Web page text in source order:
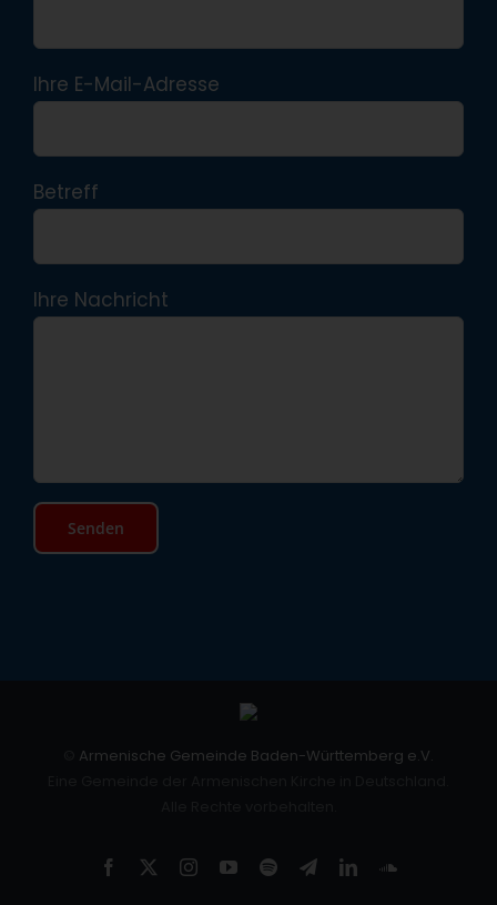
Ihre E-Mail-Adresse
Betreff
Ihre Nachricht
Armenische Gemeinde Baden-Württemberg e.V.
Facebook InstagramYouTube
SpotifyTelegramLinkedInSoundCloud